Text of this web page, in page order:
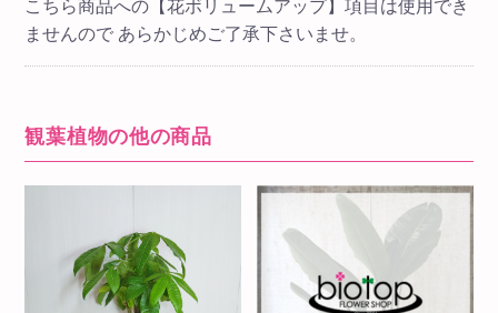
こちら商品への【花ボリュームアップ】項目は使用でき
ませんので あらかじめご了承下さいませ。
観葉植物の他の商品